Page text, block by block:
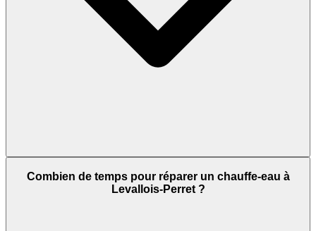
Combien de temps pour réparer un chauffe-eau à
Levallois-Perret ?